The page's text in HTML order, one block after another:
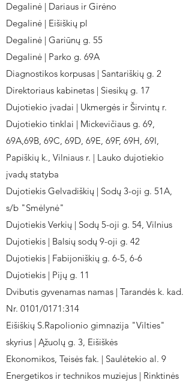
Degalinė | Dariaus ir Girėno
Degalinė | Eišiškių pl
Degalinė | Gariūnų g. 55
Degalinė | Parko g. 69A
Diagnostikos korpusas | Santariškių g. 2
Direktoriaus kabinetas | Siesikų g. 17
Dujotiekio įvadai | Ukmergės ir Širvintų r.
Dujotiekio tinklai | Mickevičiaus g. 69,
69A,69B, 69C, 69D, 69E, 69F, 69H, 69I,
Papiškių k., Vilniaus r. | Lauko dujotiekio
įvadų statyba
Dujotiekis Gelvadiškių | Sodų 3-oji g. 51A,
s/b "Smėlynė"
Dujotiekis Verkių | Sodų 5-oji g. 54, Vilnius
Dujotiekis | Balsių sodų 9-oji g. 42
Dujotiekis | Fabijoniškių g. 6-5, 6-6
Dujotiekis | Pijų g. 11
Dvibutis gyvenamas namas | Tarandės k. kad.
Nr. 0101/0171:314
Eišiškių S.Rapolionio gimnazija "Vilties"
skyrius | Ąžuolų g. 3, Eišiškės
Ekonomikos, Teisės fak. | Saulėtekio al. 9
Energetikos ir technikos muziejus | Rinktinės